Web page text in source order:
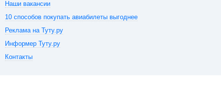
Наши вакансии
10 способов покупать авиабилеты выгоднее
Реклама на Туту.ру
Информер Туту.ру
Контакты